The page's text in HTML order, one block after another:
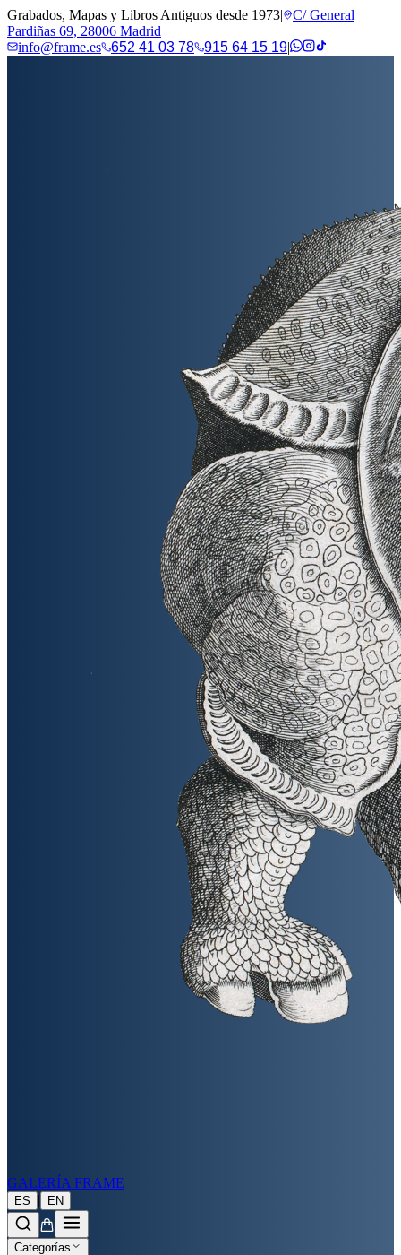
Grabados, Mapas y Libros Antiguos desde 1973|
C/ General
Pardiñas 69, 28006 Madrid
info@frame.es
652 41 03 78 915 64 15 19|
GALERÍA FRAME
ES | EN
Categorías